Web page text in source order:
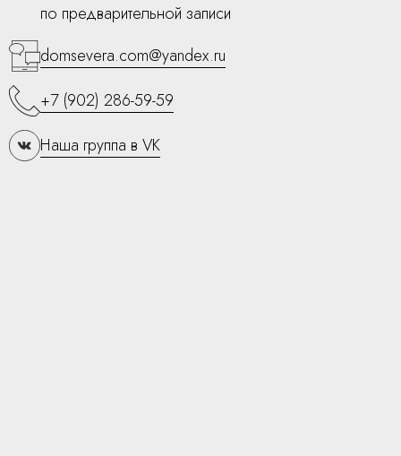
по предварительной записи
domsevera.com@yandex.ru
+7 (902) 286-59-59
Наша группа в VK